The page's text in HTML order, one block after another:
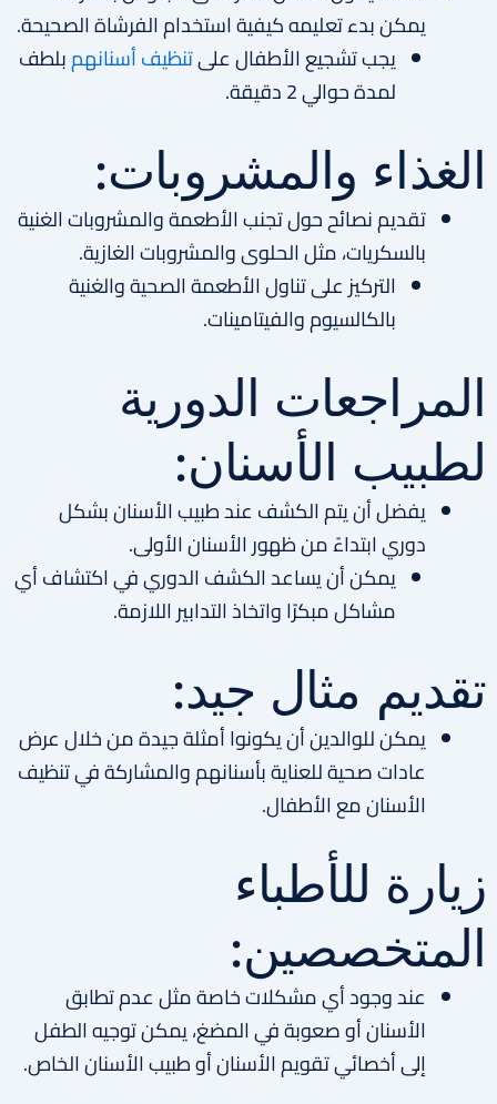
يمكن بدء تعليمه كيفية استخدام الفرشاة الصحيحة.
يجب تشجيع الأطفال علىتنظيف أسنانهمبلطف
لمدة حوالي 2 دقيقة.
الغذاء والمشروبات:
تقديم نصائح حول تجنب الأطعمة والمشروبات الغنية
بالسكريات، مثل الحلوى والمشروبات الغازية.
التركيز على تناول الأطعمة الصحية والغنية
بالكالسيوم والفيتامينات.
المراجعات الدورية
لطبيب الأسنان:
يفضل أن يتم الكشف عند طبيب الأسنان بشكل
دوري ابتداءً من ظهور الأسنان الأولى.
يمكن أن يساعد الكشف الدوري في اكتشاف أي
مشاكل مبكرًا واتخاذ التدابير اللازمة.
تقديم مثال جيد:
يمكن للوالدين أن يكونوا أمثلة جيدة من خلال عرض
عادات صحية للعناية بأسنانهم والمشاركة في تنظيف
الأسنان مع الأطفال.
زيارة للأطباء
المتخصصين:
عند وجود أي مشكلات خاصة مثل عدم تطابق
الأسنان أو صعوبة في المضغ، يمكن توجيه الطفل
إلى أخصائي تقويم الأسنان أو طبيب الأسنان الخاص.